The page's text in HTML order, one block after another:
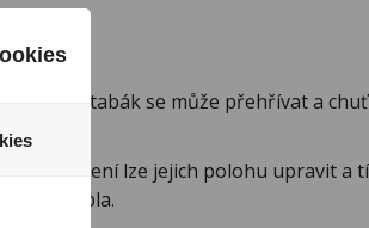
je příliš, tabák se může přehřívat a
kouření lze jejich polohu upravit a
tepla.